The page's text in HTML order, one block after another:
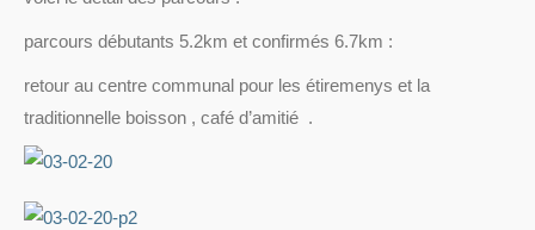
parcours débutants 5.2km et confirmés 6.7km :
retour au centre communal pour les étiremenys et la
traditionnelle boisson , café d’amitié .